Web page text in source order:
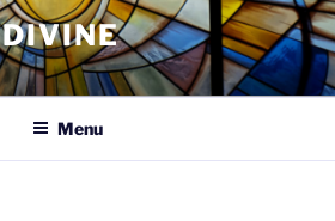
Menu